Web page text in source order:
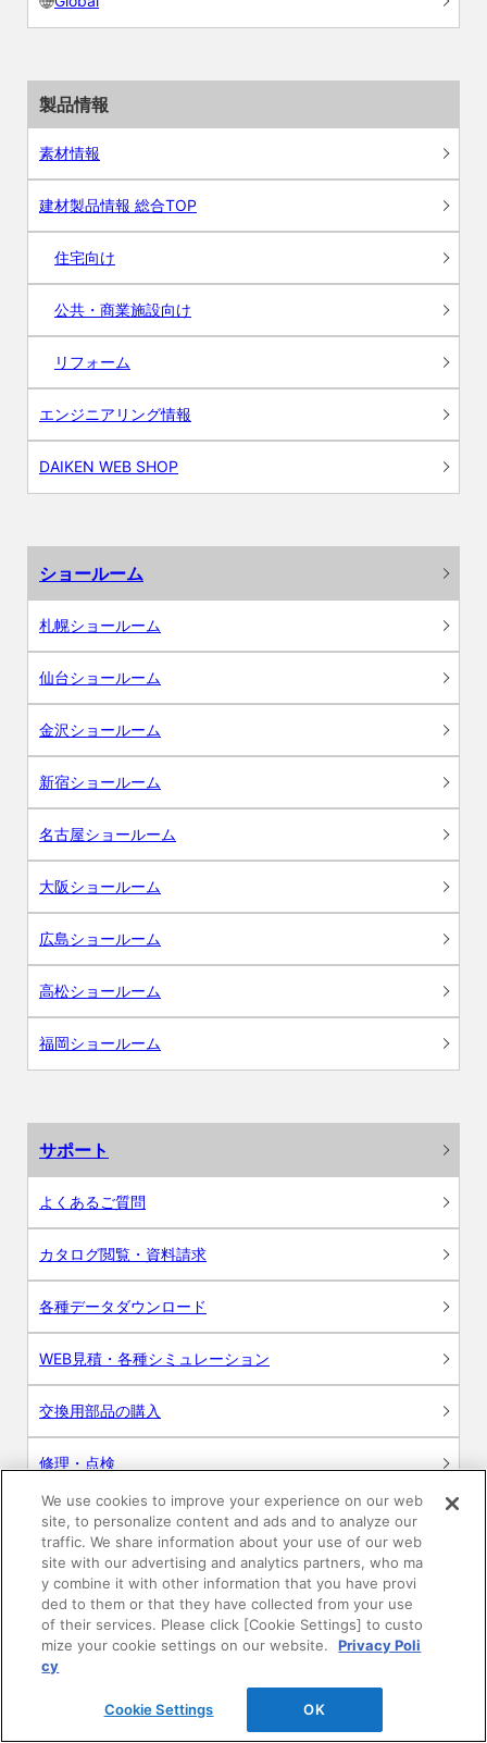
製品情報
素材情報
建材製品情報 総合TOP
住宅向け
公共・商業施設向け
リフォーム
エンジニアリング情報
DAIKEN WEB SHOP
ショールーム
札幌ショールーム
仙台ショールーム
金沢ショールーム
新宿ショールーム
名古屋ショールーム
大阪ショールーム
広島ショールーム
高松ショールーム
福岡ショールーム
サポート
よくあるご質問
カタログ閲覧・資料請求
各種データダウンロード
WEB見積・各種シミュレーション
交換用部品の購入
修理・点検
お問い合わせ
ログイン
建築・設計関係者様向けサイト
ユーザー登録サービス
WEB見積システム
We use cookies to improve your experience on our web
site, to personalize content and ads and to analyze our
traffic. We share information about your use of our web
site with our advertising and analytics partners, who ma
y combine it with other information that you have provi
ded to them or that they have collected from your use
of their services. Please click [Cookie Settings] to custo
mize your cookie settings on our website.
Privacy Poli
cy
Cookie Settings OK